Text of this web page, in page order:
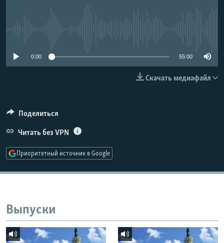
СОЦИАЛЬНЫЕ СЕТИ
0:00 55:00
Скачать медиафайл
Поделиться
Читать без VPN
Приоритетный источник в Google
Выпуски